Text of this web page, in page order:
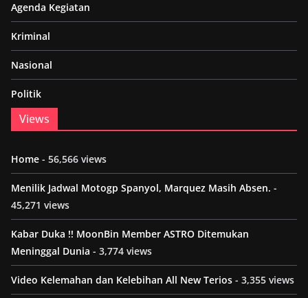
Agenda Kegiatan
Kriminal
Nasional
Politik
Views
Home - 56,566 views
Menilik Jadwal Motogp Spanyol, Marquez Masih Absen. -
45,271 views
Kabar Duka !! MoonBin Member ASTRO Ditemukan
Meninggal Dunia - 3,774 views
Video Kelemahan dan Kelebihan All New Terios - 3,355 views